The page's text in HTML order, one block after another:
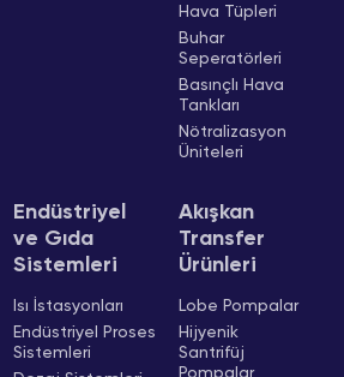
Hava Tüpleri
Buhar
Seperatörleri
Basınçlı Hava
Tankları
Nötralizasyon
Üniteleri
Endüstriyel
ve Gıda
Sistemleri
Isı İstasyonları
Endüstriyel Proses
Sistemleri
Akışkan
Transfer
Ürünleri
Lobe Pompalar
Hijyenik
Santrifüj